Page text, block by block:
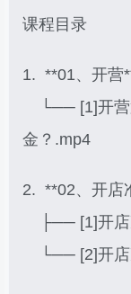
课程目录
1. **01、开营
└── [1]开营
金？.mp4
2. **02、开店
├── [1]开店
└── [2]开店